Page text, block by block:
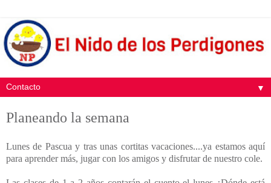
▼
Planeando la semana
Lunes de Pascua y tras unas cortitas vacaciones....ya estamos aquí
para aprender más, jugar con los amigos y disfrutar de nuestro cole.